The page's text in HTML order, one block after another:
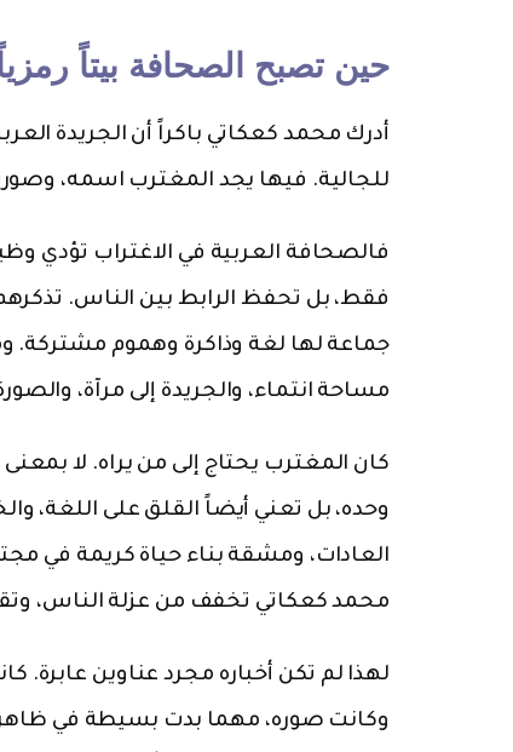
حين تصبح الصحافة بيتاً
أدرك محمد كعكاتي باكراً أن الجريدة
للجالية. فيها يجد المغترب اسمه،
فالصحافة العربية في الاغتراب تؤدي
فقط، بل تحفظ الرابط بين الناس.
جماعة لها لغة وذاكرة وهموم مشتركة.
مساحة انتماء، والجريدة إلى مرآة،
كان المغترب يحتاج إلى من يراه. لا
وحده، بل تعني أيضاً القلق على اللغة،
العادات، ومشقة بناء حياة كريمة في
محمد كعكاتي تخفف من عزلة الناس،
لهذا لم تكن أخباره مجرد عناوين عابرة.
وكانت صوره، مهما بدت بسيطة في